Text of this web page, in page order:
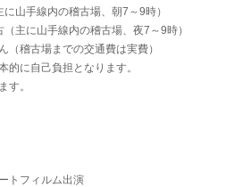
山手線内の稽古場、朝7～9時）
主に山手線内の稽古場、夜7～9時）
（稽古場までの交通費は実費）
的に自己負担となります。
す。
トフィルム出演